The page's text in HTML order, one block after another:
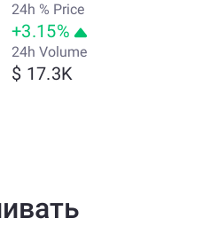
24h % Price
+3.15%
24h Volume
$ 17.3K